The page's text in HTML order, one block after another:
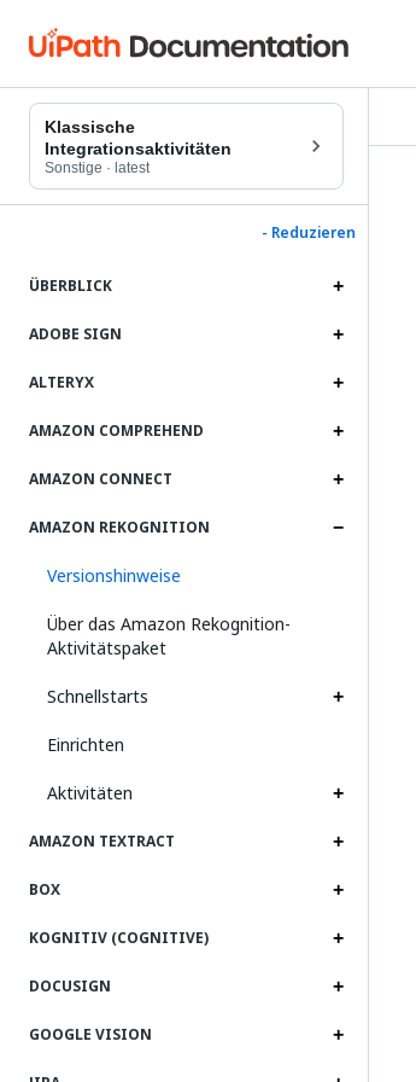
Klassische
Integrationsaktivitäten
Sonstige · latest
- Reduzieren
ÜBERBLICK
ADOBE SIGN
ALTERYX
AMAZON COMPREHEND
AMAZON CONNECT
AMAZON REKOGNITION
Versionshinweise
Über das Amazon Rekognition-
Aktivitätspaket
Schnellstarts
Einrichten
Aktivitäten
AMAZON TEXTRACT
BOX
KOGNITIV (COGNITIVE)
DOCUSIGN
GOOGLE VISION